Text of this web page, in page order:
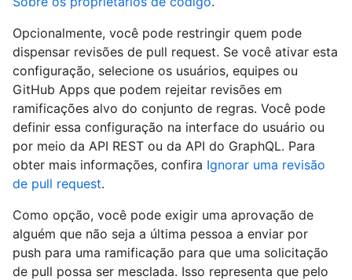
Opcionalmente, você pode restringir quem pode
dispensar revisões de pull request. Se você ativar esta
configuração, selecione os usuários, equipes ou
GitHub Apps que podem rejeitar revisões em
ramificações alvo do conjunto de regras. Você pode
definir essa configuração na interface do usuário ou
por meio da API REST ou da API do GraphQL. Para
obter mais informações, confira Ignorar uma revisão
de pull request.
Como opção, você pode exigir uma aprovação de
alguém que não seja a última pessoa a enviar por
push para uma ramificação para que uma solicitação
de pull possa ser mesclada. Isso representa que pelo